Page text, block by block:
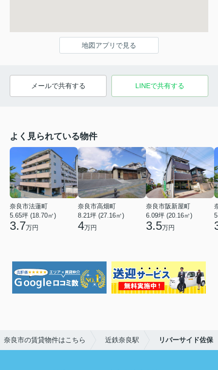
地図アプリで見る
メールで共有する LINEで共有する
よく見られている物件
奈良市法蓮町
5.65坪 (18.70㎡)
3.7万円
奈良市高畑町
8.21坪 (27.16㎡)
4万円
奈良市阪新屋町
6.09坪 (20.16㎡)
3.5万円
奈良市の賃貸物件はこちら 近鉄奈良駅 リバーサイド佐保